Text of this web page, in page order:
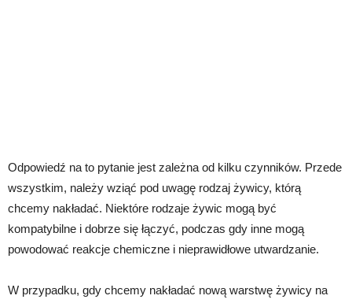
Odpowiedź na to pytanie jest zależna od kilku czynników. Przede
wszystkim, należy wziąć pod uwagę rodzaj żywicy, którą
chcemy nakładać. Niektóre rodzaje żywic mogą być
kompatybilne i dobrze się łączyć, podczas gdy inne mogą
powodować reakcje chemiczne i nieprawidłowe utwardzanie.
W przypadku, gdy chcemy nakładać nową warstwę żywicy na